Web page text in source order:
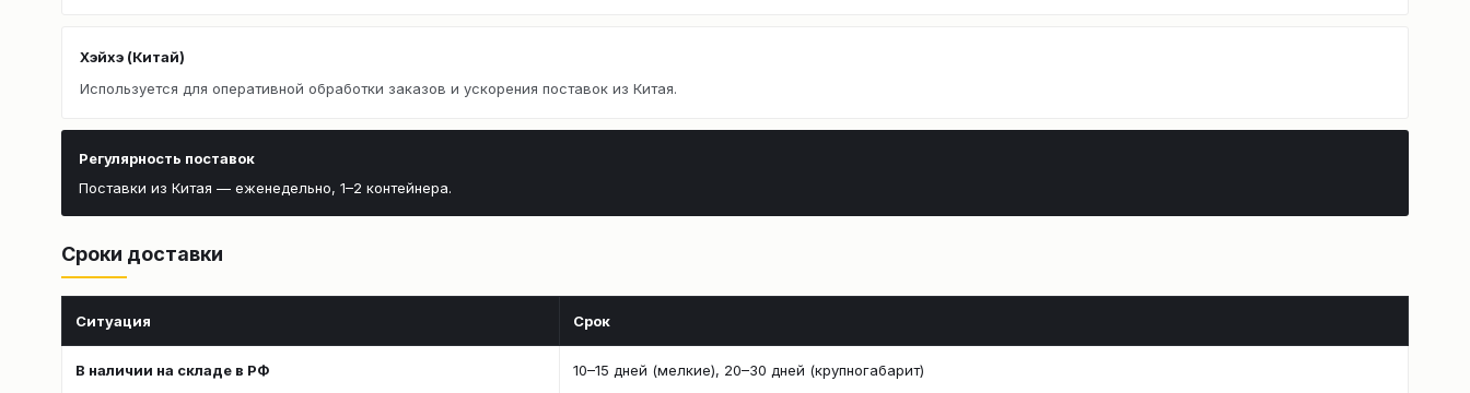
Хэйхэ (Китай)
Используется для оперативной обработки заказов и ускорения поставок из Китая.
Регулярность поставок
Поставки из Китая — еженедельно, 1–2 контейнера.
Сроки доставки
Ситуация Срок
В наличии на складе в РФ 10–15 дней (мелкие), 20–30 дней (крупногабарит)